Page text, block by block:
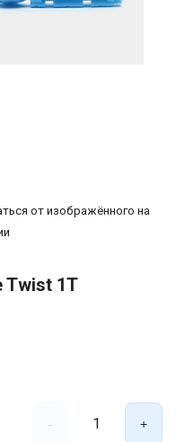
от изображённого на
Twist 1T
- 1 +